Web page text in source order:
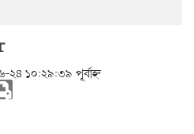
২৪ ১০:২৯:৩৯ পূর্বাহ্ন